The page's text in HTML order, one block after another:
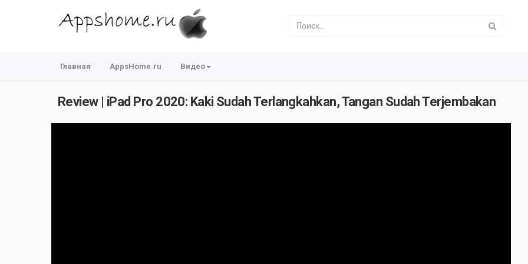
Главная AppsHome.ru Видео
Review | iPad Pro 2020: Kaki Sudah Terlangkahkan, Tangan Sudah Terjembakan